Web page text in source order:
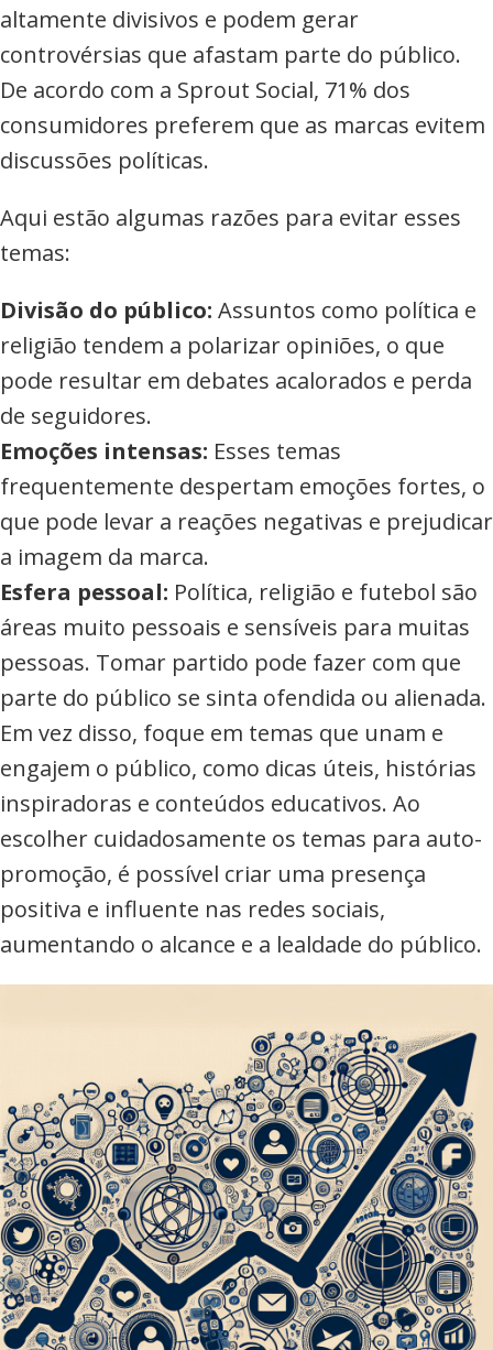
altamente divisivos e podem gerar
controvérsias que afastam parte do público.
De acordo com a Sprout Social, 71% dos
consumidores preferem que as marcas evitem
discussões políticas.
Aqui estão algumas razões para evitar esses
temas:
Divisão do público: Assuntos como política e
religião tendem a polarizar opiniões, o que
pode resultar em debates acalorados e perda
de seguidores.
Emoções intensas: Esses temas
frequentemente despertam emoções fortes, o
que pode levar a reações negativas e prejudicar
a imagem da marca.
Esfera pessoal: Política, religião e futebol são
áreas muito pessoais e sensíveis para muitas
pessoas. Tomar partido pode fazer com que
parte do público se sinta ofendida ou alienada.
Em vez disso, foque em temas que unam e
engajem o público, como dicas úteis, histórias
inspiradoras e conteúdos educativos. Ao
escolher cuidadosamente os temas para auto-
promoção, é possível criar uma presença
positiva e influente nas redes sociais,
aumentando o alcance e a lealdade do público.